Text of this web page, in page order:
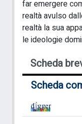
far emergere
realtà avulso
realtà la sua
le ideologie
Scheda
Scheda